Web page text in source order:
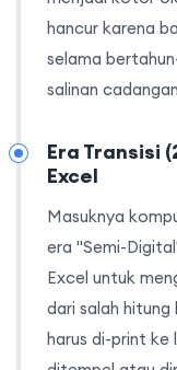
hancur karena
selama
salinan
Era Transisi
Excel
Masuknya
era "Semi-
Excel untuk
dari salah
harus di-print